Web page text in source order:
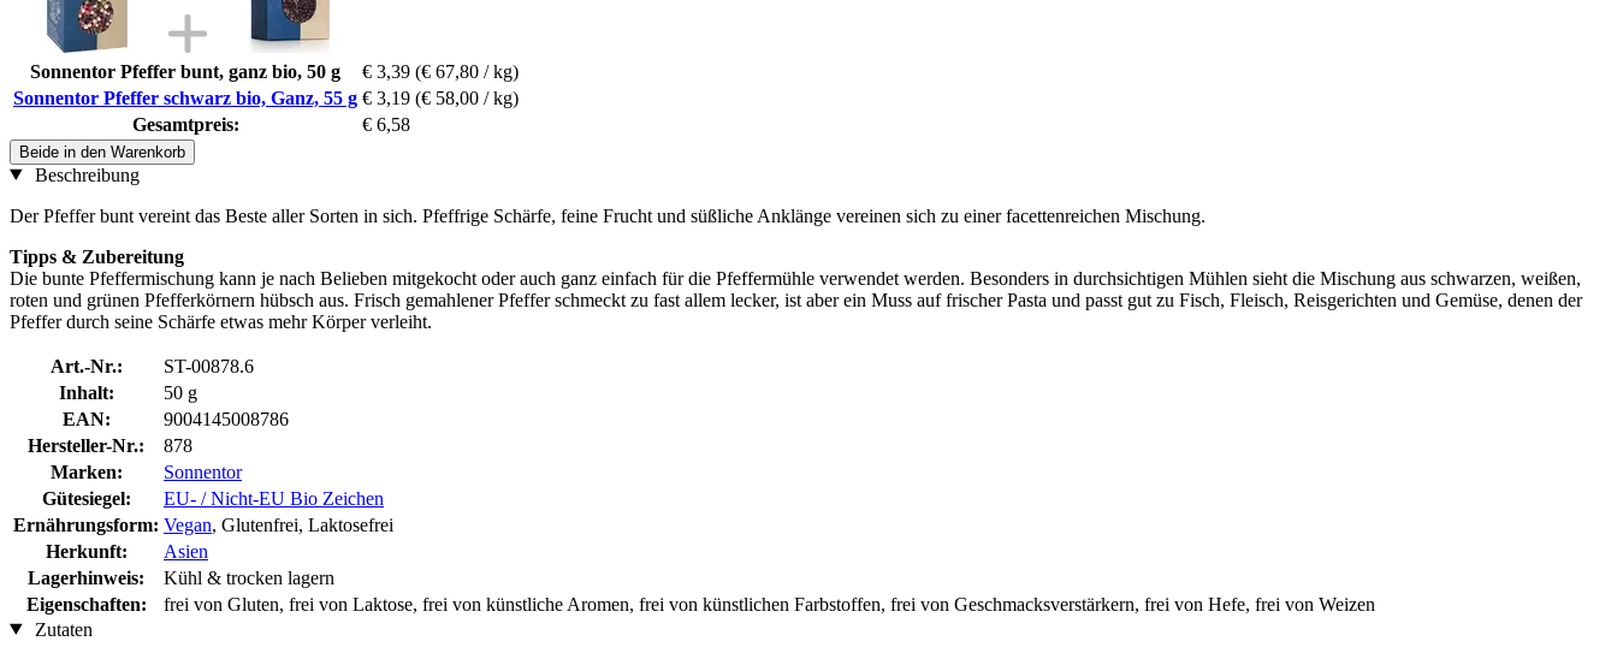
Sonnentor Pfeffer bunt, ganz bio, 50 g € 3,39 (€ 67,80 / kg)
Sonnentor Pfeffer schwarz bio, Ganz, 55 g € 3,19 (€ 58,00 / kg)
Gesamtpreis:
€ 6,58
Beide in den Warenkorb
Beschreibung
Der Pfeffer bunt vereint das Beste aller Sorten in sich. Pfeffrige Schärfe, feine Frucht und süßliche Anklänge vereinen sich zu einer facettenreichen Mischung.
Tipps & Zubereitung
Die bunte Pfeffermischung kann je nach Belieben mitgekocht oder auch ganz einfach für die Pfeffermühle verwendet werden. Besonders in durchsichtigen Mühlen sieht die Mischung aus schwarzen, weißen,
roten und grünen Pfefferkörnern hübsch aus. Frisch gemahlener Pfeffer schmeckt zu fast allem lecker, ist aber ein Muss auf frischer Pasta und passt gut zu Fisch, Fleisch, Reisgerichten und Gemüse, denen der
Pfeffer durch seine Schärfe etwas mehr Körper verleiht.
Art.-Nr.:
ST-00878.6
Inhalt:
50 g
EAN:
9004145008786
Hersteller-Nr.:
878
Marken:
Sonnentor
Gütesiegel:
EU- / Nicht-EU Bio Zeichen
Ernährungsform: Vegan, Glutenfrei, Laktosefrei
Herkunft:
Asien
Lagerhinweis:
Kühl & trocken lagern
Eigenschaften:
frei von Gluten, frei von Laktose, frei von künstliche Aromen, frei von künstlichen Farbstoffen, frei von Geschmacksverstärkern, frei von Hefe, frei von Weizen
Zutaten